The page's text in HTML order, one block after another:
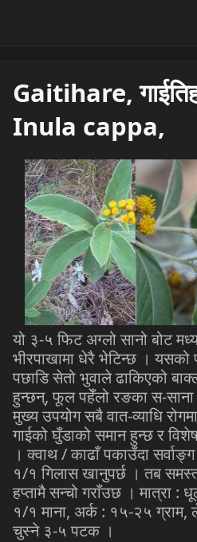
Gaitihare,
Inula cappa,
यो ३-५ फिट अग्लो सानो बोट
भीरपाखामा धेरै भेटिन्छ । यसको
पछाडि सेतो भुवाले ढाकिएको
हुन्छन्, फूल पहेँलो रङका स-साना
मुख्य उपयोग सबै वात-व्याधि
गाईको घुँडाको समान हुन्छ र
। क्वाथ / काढाँ पकाउँदा
१/१ गिलास खानुपर्छ । तब
हप्तामै सन्चो गराँउछ । मात्रा :
१/१ माना, अर्क : १५-२५ ग्राम,
चुस्ने ३-५ पटक ।